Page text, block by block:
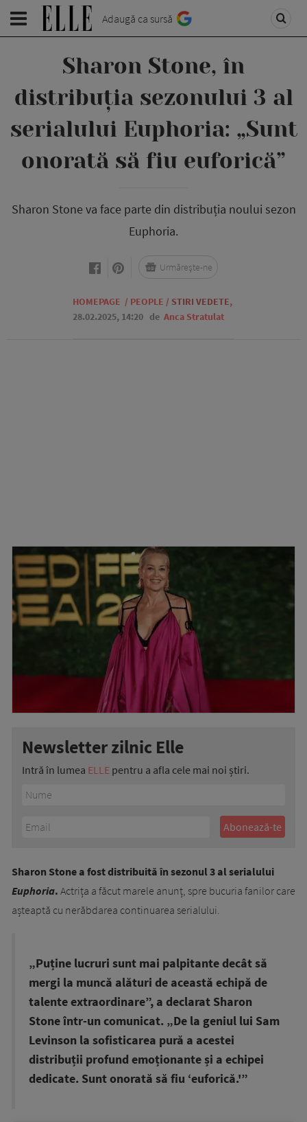
Adaugă ca sursă
Sharon Stone, în
distribuția sezonului 3 al
serialului Euphoria: „Sunt
onorată să fiu euforică”
Sharon Stone va face parte din distribuția noului sezon
Euphoria.
HOMEPAGE / PEOPLE / STIRI VEDETE,
28.02.2025, 14:20 de Anca Stratulat
Urmărește-ne
Newsletter zilnic Elle
Intră în lumea ELLE pentru a afla cele mai noi știri.
Sharon Stone a fost distribuită în sezonul 3 al serialului
Euphoria. Actrița a făcut marele anunț, spre bucuria fanilor care
așteaptă cu nerăbdarea continuarea serialului.
„Puține lucruri sunt mai palpitante decât să
mergi la muncă alături de această echipă de
talente extraordinare”, a declarat Sharon
Stone într-un comunicat. „De la geniul lui Sam
Levinson la sofisticarea pură a acestei
distribuții profund emoționante și a echipei
dedicate. Sunt onorată să fiu ‘euforică.'”